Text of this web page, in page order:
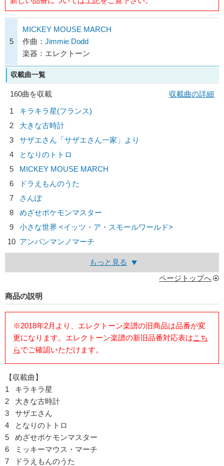
5
MICKEY MOUSE MARCH
作曲： Jimmie Dodd
楽器：エレクトーン
収載曲一覧
160曲を収載
収載曲の詳細
1
キラキラ星(フランス)
2
大きな古時計
3
サザエさん「サザエさん一家」より
4
となりのトトロ
5
MICKEY MOUSE MARCH
6
ドラえもんのうた
7
さんぽ
8
めざせポケモンマスター
9
小さな世界 <イッツ・ア・スモールワールド>
10 アンパンマンノマーチ
もっと見る
ページトップへ
商品の説明
※2018年2月より、エレクトーン楽譜の旧商品は品番が変
更になります。エレクトーン楽譜の新旧品番対応表はこち
らでご確認いただけます。
【収載曲】
1 キラキラ星
2 大きな古時計
3 サザエさん
4 となりのトトロ
5 めざせポケモンマスター
6 ミッキーマウス・マーチ
7 ドラえもんのうた